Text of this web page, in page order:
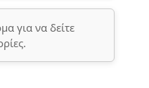
για να δείτε